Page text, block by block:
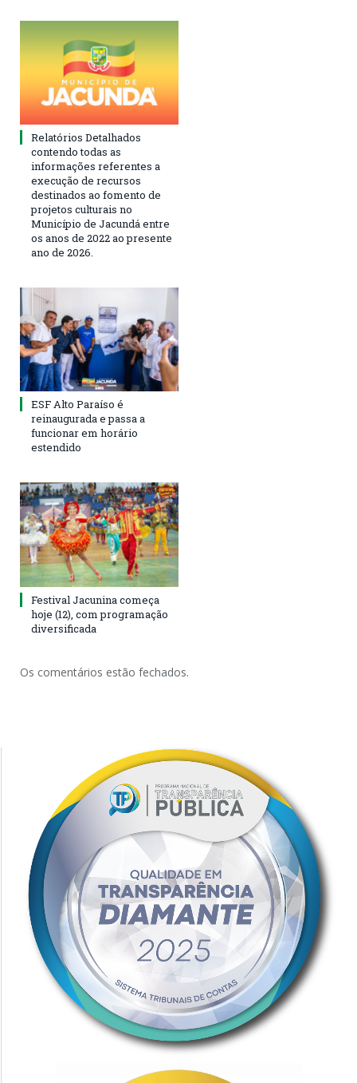
Relatórios Detalhados
contendo todas as
informações referentes a
execução de recursos
destinados ao fomento de
projetos culturais no
Município de Jacundá entre
os anos de 2022 ao presente
ano de 2026.
ESF Alto Paraíso é
reinaugurada e passa a
funcionar em horário
estendido
Festival Jacunina começa
hoje (12), com programação
diversificada
Os comentários estão fechados.